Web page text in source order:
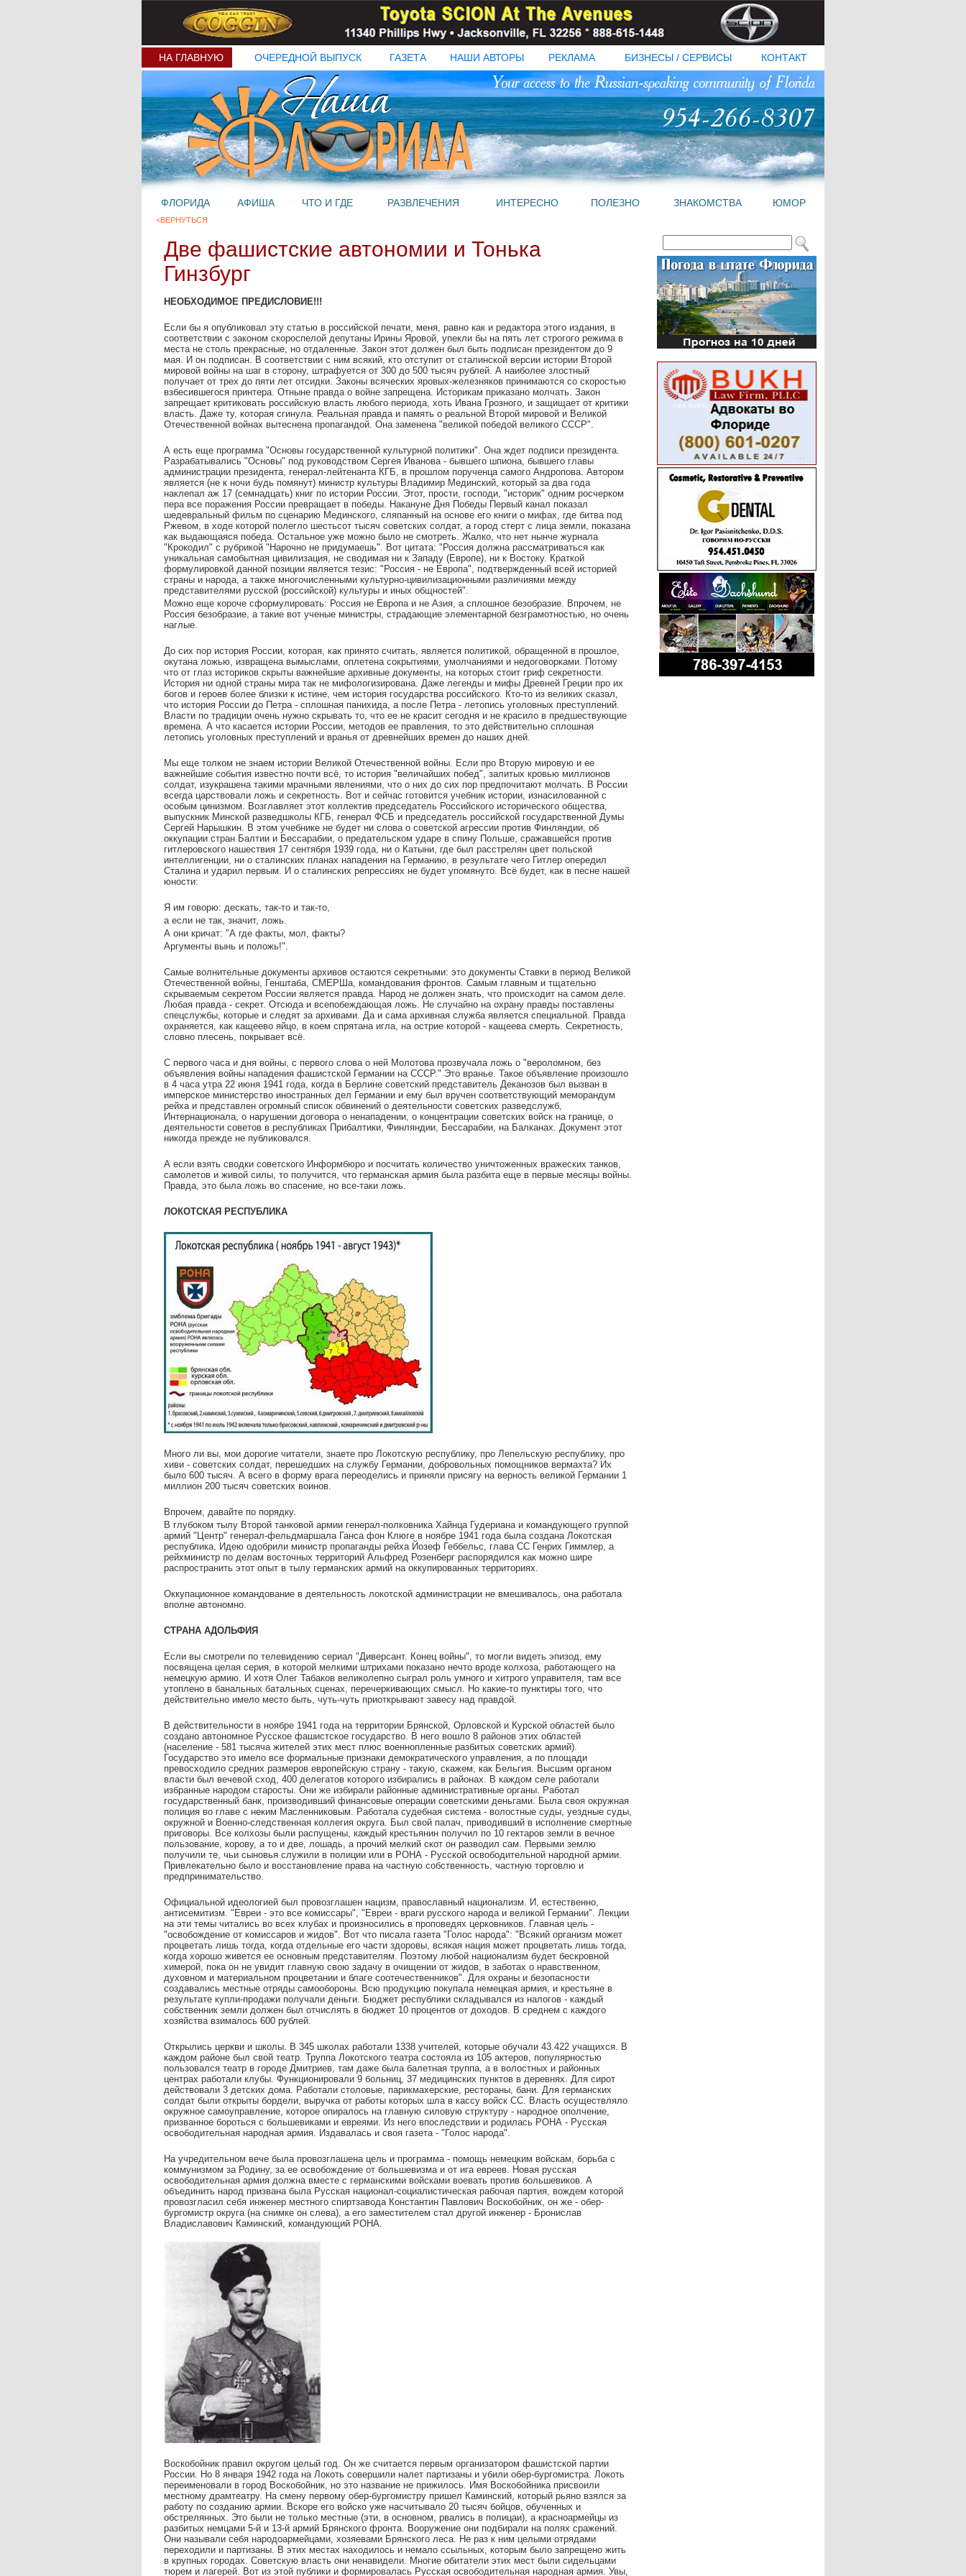
НА ГЛАВНУЮ ОЧЕРЕДНОЙ ВЫПУСК ГАЗЕТА НАШИ АВТОРЫ РЕКЛАМА БИЗНЕСЫ / СЕРВИСЫ КОНТАКТ
ФЛОРИДА АФИША ЧТО И ГДЕ РАЗВЛЕЧЕНИЯ ИНТЕРЕСНО ПОЛЕЗНО ЗНАКОМСТВА ЮМОР
<ВЕРНУТЬСЯ
Две фашистские автономии и Тонька
Гинзбург
НЕОБХОДИМОЕ ПРЕДИСЛОВИЕ!!!
Если бы я опубликовал эту статью в российской печати, меня, равно как и редактора этого издания, в
соответствии с законом скороспелой депутаны Ирины Яровой, упекли бы на пять лет строгого режима в
места не столь прекрасные, но отдаленные. Закон этот должен был быть подписан президентом до 9
мая. И он подписан. В соответствии с ним всякий, кто отступит от сталинской версии истории Второй
мировой войны на шаг в сторону, штрафуется от 300 до 500 тысяч рублей. А наиболее злостный
получает от трех до пяти лет отсидки. Законы всяческих яровых-железняков принимаются со скоростью
взбесившегося принтера. Отныне правда о войне запрещена. Историкам приказано молчать. Закон
запрещает критиковать российскую власть любого периода, хоть Ивана Грозного, и защищает от критики
власть. Даже ту, которая сгинула. Реальная правда и память о реальной Второй мировой и Великой
Отечественной войнах вытеснена пропагандой. Она заменена "великой победой великого СССР".
А есть еще программа "Основы государственной культурной политики". Она ждет подписи президента.
Разрабатывались "Основы" под руководством Сергея Иванова - бывшего шпиона, бывшего главы
администрации президента, генерал-лейтенанта КГБ, в прошлом порученца самого Андропова. Автором
является (не к ночи будь помянут) министр культуры Владимир Мединский, который за два года
наклепал аж 17 (семнадцать) книг по истории России. Этот, прости, господи, "историк" одним росчерком
пера все поражения России превращает в победы. Накануне Дня Победы Первый канал показал
шедевральный фильм по сценарию Мединского, сляпанный на основе его книги о мифах, где битва под
Ржевом, в ходе которой полегло шестьсот тысяч советских солдат, а город стерт с лица земли, показана
как выдающаяся победа. Остальное уже можно было не смотреть. Жалко, что нет нынче журнала
"Крокодил" с рубрикой "Нарочно не придумаешь". Вот цитата: "Россия должна рассматриваться как
уникальная самобытная цивилизация, не сводимая ни к Западу (Европе), ни к Востоку. Краткой
формулировкой данной позиции является тезис: "Россия - не Европа", подтвержденный всей историей
страны и народа, а также многочисленными культурно-цивилизационными различиями между
представителями русской (российской) культуры и иных общностей".
Можно еще короче сформулировать: Россия не Европа и не Азия, а сплошное безобразие. Впрочем, не
Россия безобразие, а такие вот ученые министры, страдающие элементарной безграмотностью, но очень
наглые.
До сих пор история России, которая, как принято считать, является политикой, обращенной в прошлое,
окутана ложью, извращена вымыслами, оплетена сокрытиями, умолчаниями и недоговорками. Потому
что от глаз историков скрыты важнейшие архивные документы, на которых стоит гриф секретности.
История ни одной страны мира так не мифологизирована. Даже легенды и мифы Древней Греции про их
богов и героев более близки к истине, чем история государства российского. Кто-то из великих сказал,
что история России до Петра - сплошная панихида, а после Петра - летопись уголовных преступлений.
Власти по традиции очень нужно скрывать то, что ее не красит сегодня и не красило в предшествующие
времена. А что касается истории России, методов ее правления, то это действительно сплошная
летопись уголовных преступлений и вранья от древнейших времен до наших дней.
Мы еще толком не знаем истории Великой Отечественной войны. Если про Вторую мировую и ее
важнейшие события известно почти всё, то история "величайших побед", залитых кровью миллионов
солдат, изукрашена такими мрачными явлениями, что о них до сих пор предпочитают молчать. В России
всегда царствовали ложь и секретность. Вот и сейчас готовится учебник истории, изнасилованной с
особым цинизмом. Возглавляет этот коллектив председатель Российского исторического общества,
выпускник Минской разведшколы КГБ, генерал ФСБ и председатель российской государственной Думы
Сергей Нарышкин. В этом учебнике не будет ни слова о советской агрессии против Финляндии, об
оккупации стран Балтии и Бессарабии, о предательском ударе в спину Польше, сражавшейся против
гитлеровского нашествия 17 сентября 1939 года, ни о Катыни, где был расстрелян цвет польской
интеллигенции, ни о сталинских планах нападения на Германию, в результате чего Гитлер опередил
Сталина и ударил первым. И о сталинских репрессиях не будет упомянуто. Всё будет, как в песне нашей
юности:
Я им говорю: дескать, так-то и так-то,
а если не так, значит, ложь.
А они кричат: "А где факты, мол, факты?
Аргументы вынь и положь!".
Самые волнительные документы архивов остаются секретными: это документы Ставки в период Великой
Отечественной войны, Генштаба, СМЕРШа, командования фронтов. Самым главным и тщательно
скрываемым секретом России является правда. Народ не должен знать, что происходит на самом деле.
Любая правда - секрет. Отсюда и всепобеждающая ложь. Не случайно на охрану правды поставлены
спецслужбы, которые и следят за архивами. Да и сама архивная служба является специальной. Правда
охраняется, как кащеево яйцо, в коем спрятана игла, на острие которой - кащеева смерть. Секретность,
словно плесень, покрывает всё.
С первого часа и дня войны, с первого слова о ней Молотова прозвучала ложь о "вероломном, без
объявления войны нападения фашистской Германии на СССР." Это вранье. Такое объявление произошло
в 4 часа утра 22 июня 1941 года, когда в Берлине советский представитель Деканозов был вызван в
имперское министерство иностранных дел Германии и ему был вручен соответствующий меморандум
рейха и представлен огромный список обвинений о деятельности советских разведслужб,
Интернационала, о нарушении договора о ненападении, о концентрации советских войск на границе, о
деятельности советов в республиках Прибалтики, Финляндии, Бессарабии, на Балканах. Документ этот
никогда прежде не публиковался.
А если взять сводки советского Информбюро и посчитать количество уничтоженных вражеских танков,
самолетов и живой силы, то получится, что германская армия была разбита еще в первые месяцы войны.
Правда, это была ложь во спасение, но все-таки ложь.
ЛОКОТСКАЯ РЕСПУБЛИКА
Много ли вы, мои дорогие читатели, знаете про Локотскую республику, про Лепельскую республику, про
хиви - советских солдат, перешедших на службу Германии, добровольных помощников вермахта? Их
было 600 тысяч. А всего в форму врага переоделись и приняли присягу на верность великой Германии 1
миллион 200 тысяч советских воинов.
Впрочем, давайте по порядку.
В глубоком тылу Второй танковой армии генерал-полковника Хайнца Гудериана и командующего группой
армий "Центр" генерал-фельдмаршала Ганса фон Клюге в ноябре 1941 года была создана Локотская
республика. Идею одобрили министр пропаганды рейха Йозеф Геббельс, глава СС Генрих Гиммлер, а
рейхминистр по делам восточных территорий Альфред Розенберг распорядился как можно шире
распространить этот опыт в тылу германских армий на оккупированных территориях.
Оккупационное командование в деятельность локотской администрации не вмешивалось, она работала
вполне автономно.
СТРАНА АДОЛЬФИЯ
Если вы смотрели по телевидению сериал "Диверсант. Конец войны", то могли видеть эпизод, ему
посвящена целая серия, в которой мелкими штрихами показано нечто вроде колхоза, работающего на
немецкую армию. И хотя Олег Табаков великолепно сыграл роль умного и хитрого управителя, там все
утоплено в банальных батальных сценах, перечеркивающих смысл. Но какие-то пунктиры того, что
действительно имело место быть, чуть-чуть приоткрывают завесу над правдой.
В действительности в ноябре 1941 года на территории Брянской, Орловской и Курской областей было
создано автономное Русское фашистское государство. В него вошло 8 районов этих областей
(население - 581 тысяча жителей этих мест плюс военнопленные разбитых советских армий).
Государство это имело все формальные признаки демократического управления, а по площади
превосходило средних размеров европейскую страну - такую, скажем, как Бельгия. Высшим органом
власти был вечевой сход, 400 делегатов которого избирались в районах. В каждом селе работали
избранные народом старосты. Они же избирали районные административные органы. Работал
государственный банк, производивший финансовые операции советскими деньгами. Была своя окружная
полиция во главе с неким Масленниковым. Работала судебная система - волостные суды, уездные суды,
окружной и Военно-следственная коллегия округа. Был свой палач, приводивший в исполнение смертные
приговоры. Все колхозы были распущены, каждый крестьянин получил по 10 гектаров земли в вечное
пользование, корову, а то и две, лошадь, а прочий мелкий скот он разводил сам. Первыми землю
получили те, чьи сыновья служили в полиции или в РОНА - Русской освободительной народной армии.
Привлекательно было и восстановление права на частную собственность, частную торговлю и
предпринимательство.
Официальной идеологией был провозглашен нацизм, православный национализм. И, естественно,
антисемитизм. "Евреи - это все комиссары", "Евреи - враги русского народа и великой Германии". Лекции
на эти темы читались во всех клубах и произносились в проповедях церковников. Главная цель -
"освобождение от комиссаров и жидов". Вот что писала газета "Голос народа": "Всякий организм может
процветать лишь тогда, когда отдельные его части здоровы, всякая нация может процветать лишь тогда,
когда хорошо живется ее основным представителям. Поэтому любой национализм будет бескровной
химерой, пока он не увидит главную свою задачу в очищении от жидов, в заботах о нравственном,
духовном и материальном процветании и благе соотечественников". Для охраны и безопасности
создавались местные отряды самообороны. Всю продукцию покупала немецкая армия, и крестьяне в
результате купли-продажи получали деньги. Бюджет республики складывался из налогов - каждый
собственник земли должен был отчислять в бюджет 10 процентов от доходов. В среднем с каждого
хозяйства взималось 600 рублей.
Открылись церкви и школы. В 345 школах работали 1338 учителей, которые обучали 43.422 учащихся. В
каждом районе был свой театр. Труппа Локотского театра состояла из 105 актеров, популярностью
пользовался театр в городе Дмитриев, там даже была балетная труппа, а в волостных и районных
центрах работали клубы. Функционировали 9 больниц, 37 медицинских пунктов в деревнях. Для сирот
действовали 3 детских дома. Работали столовые, парикмахерские, рестораны, бани. Для германских
солдат были открыты бордели, выручка от работы которых шла в кассу войск СС. Власть осуществляло
окружное самоуправление, которое опиралось на главную силовую структуру - народное ополчение,
призванное бороться с большевиками и евреями. Из него впоследствии и родилась РОНА - Русская
освободительная народная армия. Издавалась и своя газета - "Голос народа".
На учредительном вече была провозглашена цель и программа - помощь немецким войскам, борьба с
коммунизмом за Родину, за ее освобождение от большевизма и от ига евреев. Новая русская
освободительная армия должна вместе с германскими войсками воевать против большевиков. А
объединить народ призвана была Русская национал-социалистическая рабочая партия, вождем которой
провозгласил себя инженер местного спиртзавода Константин Павлович Воскобойник, он же - обер-
бургомистр округа (на снимке он слева), а его заместителем стал другой инженер - Бронислав
Владиславович Каминский, командующий РОНА.
Воскобойник правил округом целый год. Он же считается первым организатором фашистской партии
России. Но 8 января 1942 года на Локоть совершили налет партизаны и убили обер-бургомистра. Локоть
переименовали в город Воскобойник, но это название не прижилось. Имя Воскобойника присвоили
местному драмтеатру. На смену первому обер-бургомистру пришел Каминский, который рьяно взялся за
работу по созданию армии. Вскоре его войско уже насчитывало 20 тысяч бойцов, обученных и
обстрелянных. Это были не только местные (эти, в основном, рвались в полицаи), а красноармейцы из
разбитых немцами 5-й и 13-й армий Брянского фронта. Вооружение они подбирали на полях сражений.
Они называли себя народоармейцами, хозяевами Брянского леса. Не раз к ним целыми отрядами
переходили и партизаны. В этих местах находилось и немало ссыльных, которым было запрещено жить
в крупных городах. Советскую власть они ненавидели. Многие обитатели этих мест были сидельцами
тюрем и лагерей. Вот из этой публики и формировалась Русская освободительная народная армия. Увы,